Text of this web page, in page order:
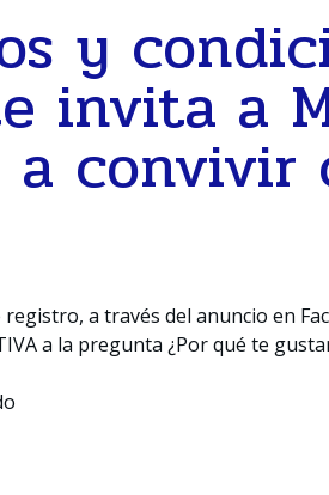
y
invita a
a convivir
a través del anuncio en
a la pregunta ¿Por qué te